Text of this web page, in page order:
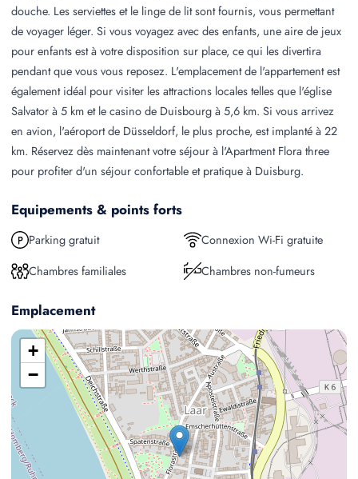
douche. Les serviettes et le linge de lit sont fournis, vous permettant
de voyager léger. Si vous voyagez avec des enfants, une aire de jeux
pour enfants est à votre disposition sur place, ce qui les divertira
pendant que vous vous reposez. L'emplacement de l'appartement est
également idéal pour visiter les attractions locales telles que l'église
Salvator à 5 km et le casino de Duisbourg à 5,6 km. Si vous arrivez
en avion, l'aéroport de Düsseldorf, le plus proche, est implanté à 22
km. Réservez dès maintenant votre séjour à l'Apartment Flora three
pour profiter d'un séjour confortable et pratique à Duisburg.
Equipements & points forts
Parking gratuit
Connexion Wi-Fi gratuite
Chambres familiales
Chambres non-fumeurs
Emplacement
+
−